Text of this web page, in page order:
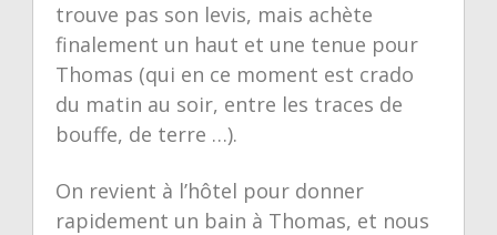
trouve pas son levis, mais achète
finalement un haut et une tenue pour
Thomas (qui en ce moment est crado
du matin au soir, entre les traces de
bouffe, de terre …).
On revient à l’hôtel pour donner
rapidement un bain à Thomas, et nous